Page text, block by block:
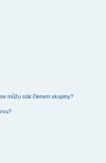
můžu stát členem skupiny?